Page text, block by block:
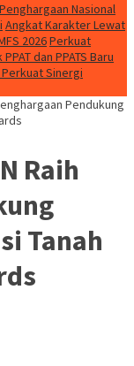
Nasional
Angkat Karakter Lewat
2026Perkuat
dan PPATS Baru
Perkuat Sinergi
Pendukung
Raih
Tanah